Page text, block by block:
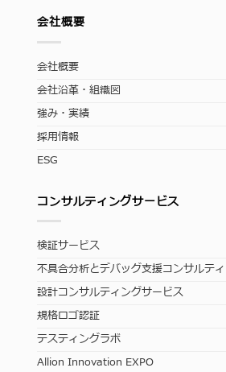
会社概要
会社概要
会社沿革・組織図
強み・実績
採用情報
ESG
コンサルティングサービス
検証サービス
不具合分析とデバッグ支援コンサルテ
設計コンサルティングサービス
規格ロゴ認証
テスティングラボ
Allion Innovation EXPO